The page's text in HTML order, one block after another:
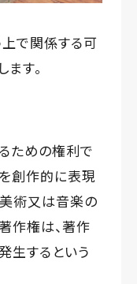
で関係する可
す。
ための権利で
創作的に表現
美術又は音楽の
作権は、著作
生するという